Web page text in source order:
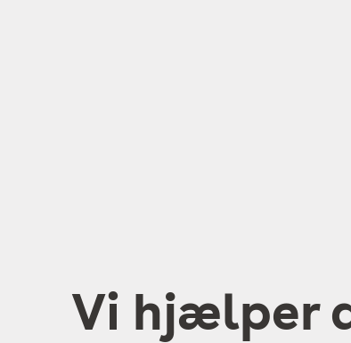
Vi hjælper